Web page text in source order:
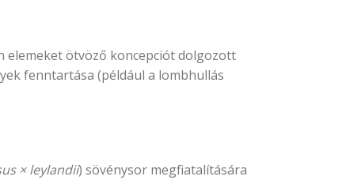
elemeket ötvöző koncepciót dolgozott
fenntartása (például a lombhullás
× leylandii) sövénysor megfiatalítására